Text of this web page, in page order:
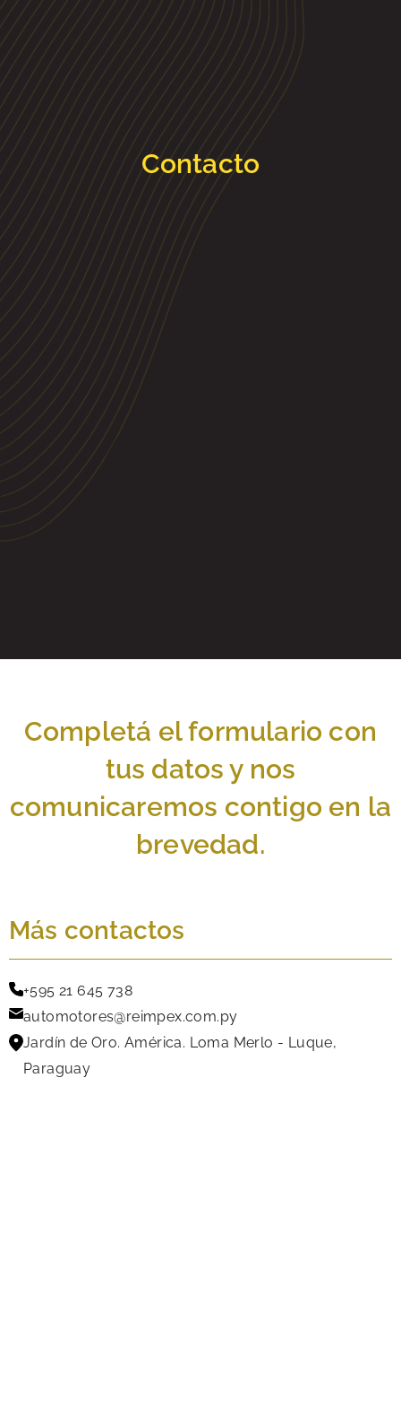
Contacto
Completá el formulario con
tus datos y nos
comunicaremos contigo en la
brevedad.
Más contactos
+595 21 645 738
automotores@reimpex.com.py
Jardín de Oro. América. Loma Merlo - Luque,
Paraguay